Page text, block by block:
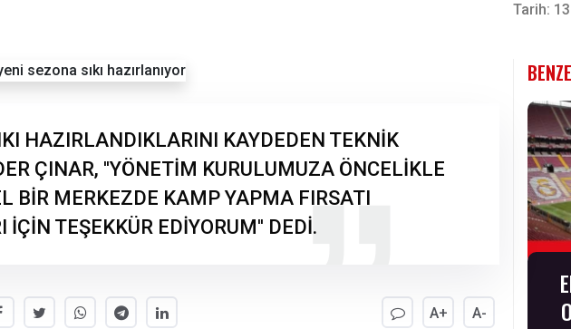
Tarih:
HAZIRLANDIKLARINI KAYDEDEN TEKNİK
ÇINAR, ''YÖNETİM KURULUMUZA ÖNCELİKLE
BİR MERKEZDE KAMP YAPMA FIRSATI
İÇİN TEŞEKKÜR EDİYORUM'' DEDİ.
A+ A-